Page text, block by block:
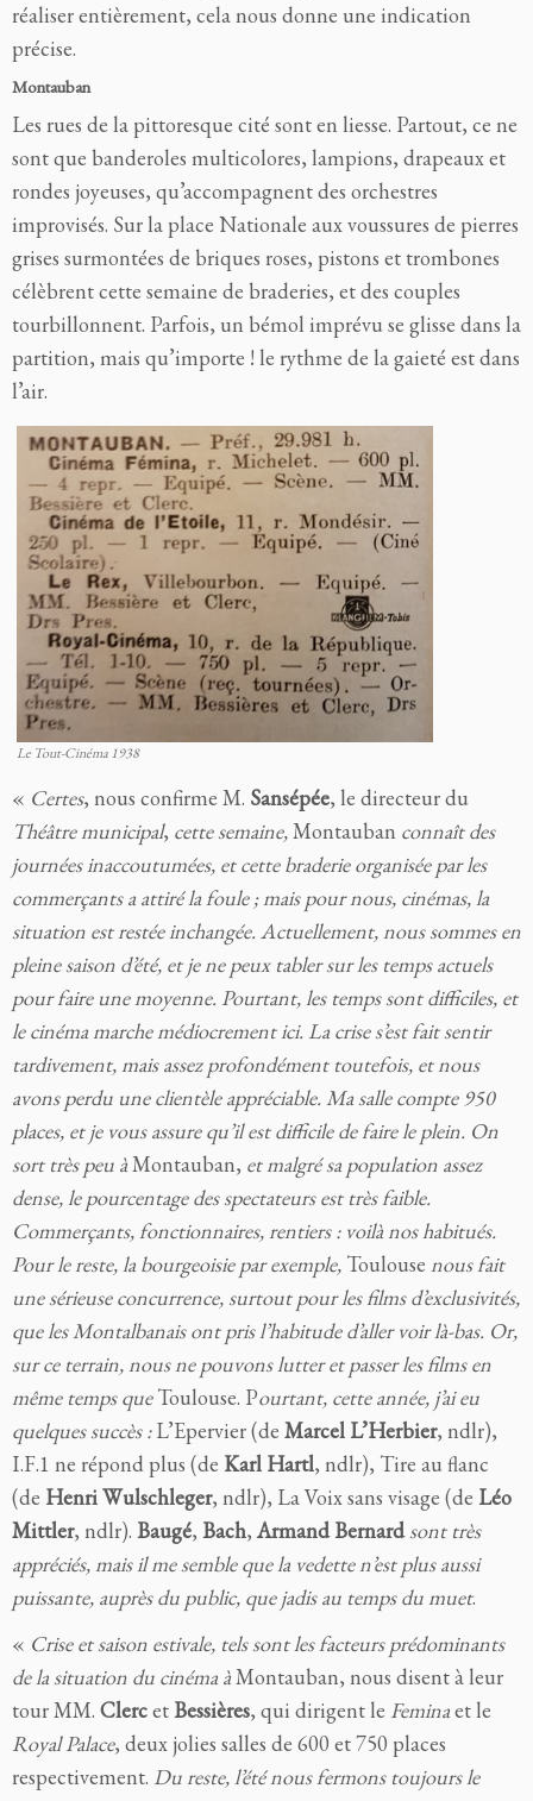
réaliser entièrement, cela nous donne une indication
précise.
Montauban
Les rues de la pittoresque cité sont en liesse. Partout, ce ne
sont que banderoles multicolores, lampions, drapeaux et
rondes joyeuses, qu’accompagnent des orchestres
improvisés. Sur la place Nationale aux voussures de pierres
grises surmontées de briques roses, pistons et trombones
célèbrent cette semaine de braderies, et des couples
tourbillonnent. Parfois, un bémol imprévu se glisse dans la
partition, mais qu’importe ! le rythme de la gaieté est dans
l’air.
Le Tout-Cinéma 1938
« Certes, nous confirme M. Sansépée, le directeur du
Théâtre municipal, cette semaine,Montauban connaît des
journées inaccoutumées, et cette braderie organisée par les
commerçants a attiré la foule ; mais pour nous, cinémas, la
situation est restée inchangée. Actuellement, nous sommes en
pleine saison d’été, et je ne peux tabler sur les temps actuels
pour faire une moyenne. Pourtant, les temps sont difficiles, et
le cinéma marche médiocrement ici. La crise s’est fait sentir
tardivement, mais assez profondément toutefois, et nous
avons perdu une clientèle appréciable. Ma salle compte 950
places, et je vous assure qu’il est difficile de faire le plein. On
sort très peu àMontauban, et malgré sa population assez
dense, le pourcentage des spectateurs est très faible.
Commerçants, fonctionnaires, rentiers : voilà nos habitués.
Pour le reste, la bourgeoisie par exemple, Toulouse nous fait
une sérieuse concurrence, surtout pour les films d’exclusivités,
que les Montalbanais ont pris l’habitude d’aller voir là-bas. Or,
sur ce terrain, nous ne pouvons lutter et passer les films en
même temps queToulouse. Pourtant, cette année, j’ai eu
quelques succès : L’Epervier (de Marcel L’Herbier, ndlr),
I.F.1 ne répond plus (de Karl Hartl, ndlr), Tire au flanc
(de Henri Wulschleger, ndlr), La Voix sans visage (de Léo
Mittler, ndlr). Baugé, Bach,Armand Bernard sont très
appréciés, mais il me semble que la vedette n’est plus aussi
puissante, auprès du public, que jadis au temps du muet.
« Crise et saison estivale, tels sont les facteurs prédominants
de la situation du cinéma àMontauban, nous disent à leur
tour MM. ClercetBessières, qui dirigent le Feminaet le
Royal Palace, deux jolies salles de 600 et 750 places
respectivement. Du reste, l’été nous fermons toujours le